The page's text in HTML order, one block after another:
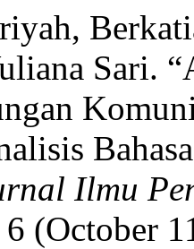
Sari.
Ilmu
(October